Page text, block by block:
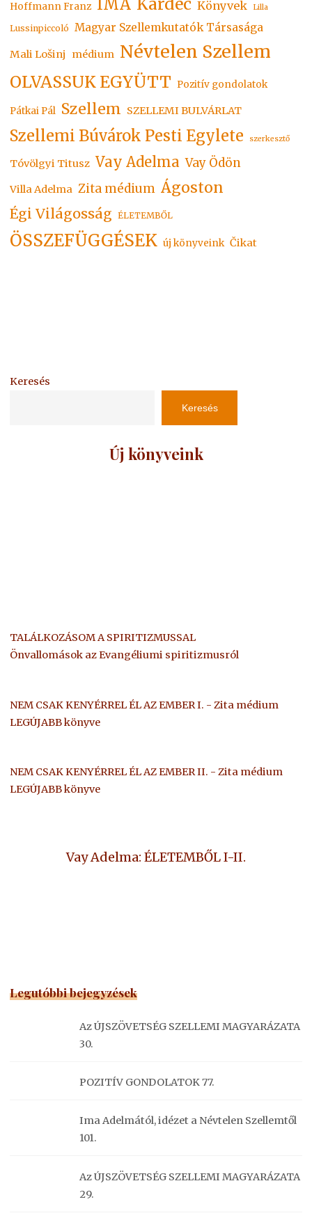
Hoffmann Franz IMA Könyvek Lilla
Lussinpiccoló Magyar Szellemkutatók Társasága
Mali Lošinj médium Névtelen Szellem
OLVASSUK EGYÜTT Pozitív gondolatok
Pátkai Pál Szellem SZELLEMI BULVÁRLAT
Szellemi Búvárok Pesti Egylete szerkesztő
Tóvölgyi Titusz Vay Adelma Vay Ödön
Villa Adelma Zita médium Ágoston
Égi Világosság ÉLETEMBŐL
ÖSSZEFÜGGÉSEK új könyveink Čikat
Keresés
Keresés
Új könyveink
TALÁLKOZÁSOM A SPIRITIZMUSSAL
Önvallomások az Evangéliumi spiritizmusról
NEM CSAK KENYÉRREL ÉL AZ EMBER I. - Zita médium
LEGÚJABB könyve
NEM CSAK KENYÉRREL ÉL AZ EMBER II. - Zita médium
LEGÚJABB könyve
Vay Adelma: ÉLETEMBŐL I-II.
Legutóbbi bejegyzések
Az ÚJSZÖVETSÉG SZELLEMI MAGYARÁZATA
30.
POZITÍV GONDOLATOK 77.
Ima Adelmától, idézet a Névtelen Szellemtől
101.
Az ÚJSZÖVETSÉG SZELLEMI MAGYARÁZATA
29.